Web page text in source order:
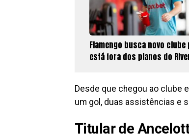
Flamengo busca novo clube
está fora dos planos do
Desde que chegou ao clube
um gol, duas assistências e
Titular de